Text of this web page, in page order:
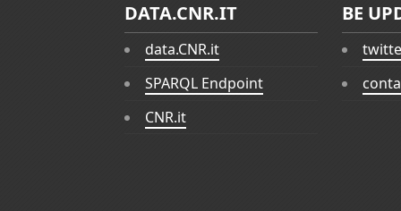
DATA.CNR.IT
data.CNR.it
SPARQL Endpoint
CNR.it
BE